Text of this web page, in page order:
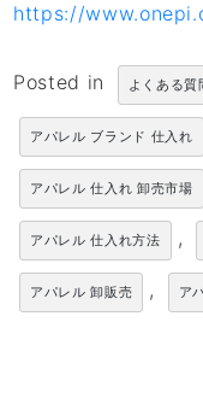
https://
Posted in よくある質
アパレル ブランド 仕入れ
アパレル 仕入れ 卸売市場
アパレル 仕入れ方法 ,
アパレル 卸販売 , ア